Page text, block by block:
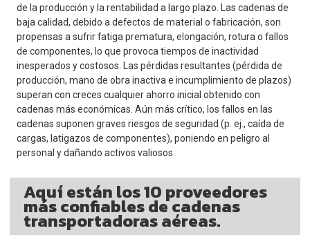
de la producción y la rentabilidad a largo plazo. Las cadenas de
baja calidad, debido a defectos de material o fabricación, son
propensas a sufrir fatiga prematura, elongación, rotura o fallos
de componentes, lo que provoca tiempos de inactividad
inesperados y costosos. Las pérdidas resultantes (pérdida de
producción, mano de obra inactiva e incumplimiento de plazos)
superan con creces cualquier ahorro inicial obtenido con
cadenas más económicas. Aún más crítico, los fallos en las
cadenas suponen graves riesgos de seguridad (p. ej., caída de
cargas, latigazos de componentes), poniendo en peligro al
personal y dañando activos valiosos.
Aquí están los 10 proveedores
más confiables de cadenas
transportadoras aéreas.